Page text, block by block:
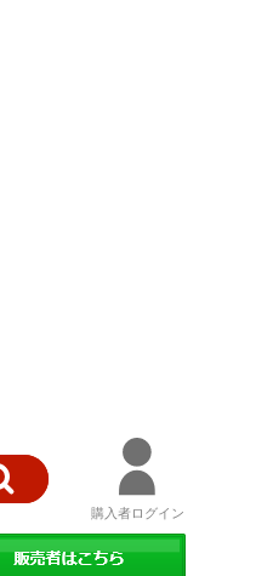
購入者ログイン